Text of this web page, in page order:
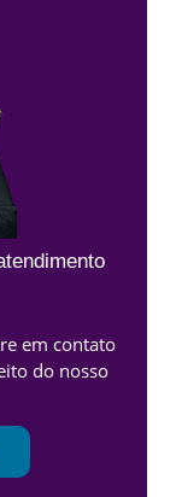
em contato
do nosso